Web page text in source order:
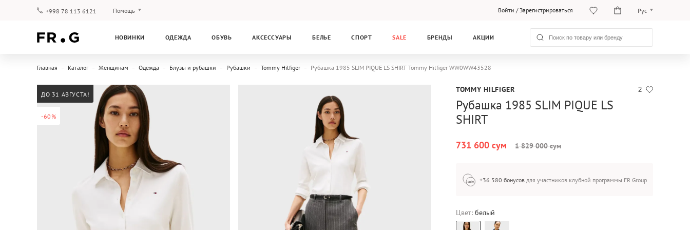
+998 78 113 6121 Помощь Войти /Зарегистрироваться Рус
Рус
НОВИНКИ ОДЕЖДА ОБУВЬ АКСЕССУАРЫ БЕЛЬЕ СПОРТ SALE БРЕНДЫ АКЦИИ
Главная Каталог Женщинам Одежда Блузы и рубашки Рубашки Tommy Hilfiger Рубашка 1985 SLIM PIQUE LS SHIRT Tommy Hilfiger WW0WW43528
-60%
ДО 31 АВГУСТА!
2
TOMMY HILFIGER
Рубашка 1985 SLIM PIQUE LS
SHIRT
731 600 сум 1 829 000 сум
+36 580 бонусов для участников клубной программы FR Group
Цвет: белый